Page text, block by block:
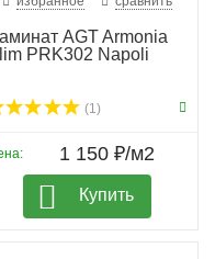
AGT Armonia
PRK302 Napoli
(1)
1 150 ₽/м2
Купить